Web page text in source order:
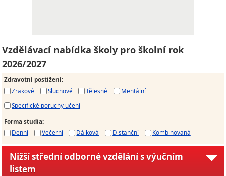
Vzdělávací nabídka školy pro školní rok
2026/2027
Zdravotní postižení:
Zrakové
Sluchové Tělesné
Mentální
Specifické poruchy učení
Forma studia:
Denní
Večerní Dálková Distanční Kombinovaná
Nižší střední odborné vzdělání s výučním
listem